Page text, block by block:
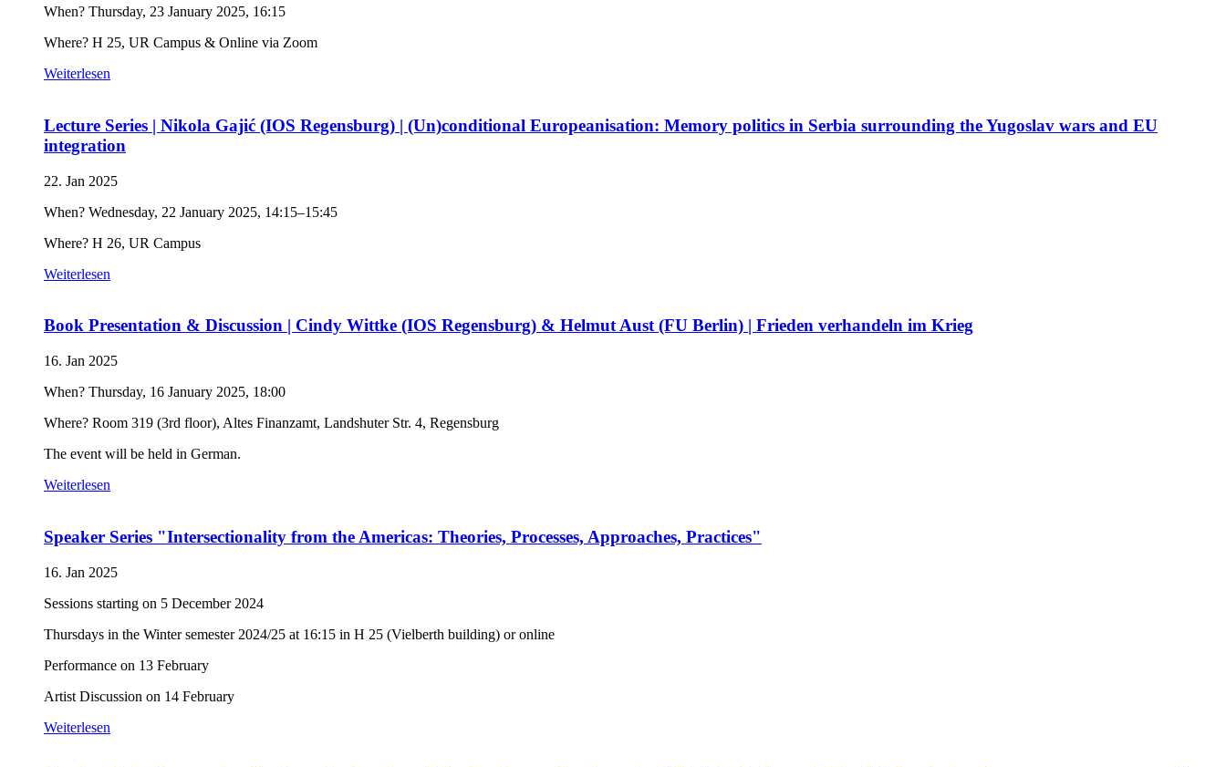
When? Thursday, 23 January 2025, 16:15
Where? H 25, UR Campus & Online via Zoom
Weiterlesen
Lecture Series | Nikola Gajić (IOS Regensburg) | (Un)conditional Europeanisation: Memory politics in Serbia surrounding the Yugoslav wars and EU
integration
22. Jan 2025
When? Wednesday, 22 January 2025, 14:15–15:45
Where? H 26, UR Campus
Weiterlesen
Book Presentation & Discussion | Cindy Wittke (IOS Regensburg) & Helmut Aust (FU Berlin) | Frieden verhandeln im Krieg
16. Jan 2025
When? Thursday, 16 January 2025, 18:00
Where? Room 319 (3rd floor), Altes Finanzamt, Landshuter Str. 4, Regensburg
The event will be held in German.
Weiterlesen
Speaker Series "Intersectionality from the Americas: Theories, Processes, Approaches, Practices"
16. Jan 2025
Sessions starting on 5 December 2024
Thursdays in the Winter semester 2024/25 at 16:15 in H 25 (Vielberth building) or online
Performance on 13 February
Artist Discussion on 14 February
Weiterlesen